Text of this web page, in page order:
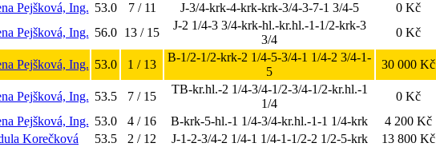
Pejšková, Ing. 53.0 7 / 11 J-3/4-krk-4-krk-krk-3/4-3-7-1 3/4-5
0 Kč
Pejšková, Ing. 56.0 13 / 15
J-2 1/4-3 3/4-krk-hl.-kr.hl.-1-1/2-krk-3
3/4
0 Kč
Pejšková, Ing. 53.0 1 / 13
B-1/2-1/2-krk-2 1/4-5-3/4-1 1/4-2 3/4-1-
5
30 000 Kč
Pejšková, Ing. 53.5 7 / 15
TB-kr.hl.-2 1/4-3/4-1/2-3/4-1/2-kr.hl.-1
1/4
0 Kč
Pejšková, Ing. 53.0 4 / 16 B-krk-5-hl.-1 1/4-3/4-kr.hl.-1-1 1/4-krk
4 200 Kč
Korečková 53.5 2 / 12 J-1-2-3/4-2 1/4-1 1/4-1-1/2-2 1/2-5-krk 13 800 Kč